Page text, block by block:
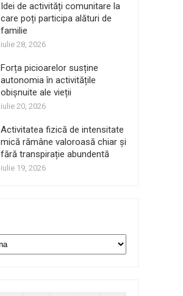
Idei de activități comunitare la
care poți participa alături de
familie
iulie 28, 2026
Forța picioarelor susține
autonomia în activitățile
obișnuite ale vieții
iulie 20, 2026
Activitatea fizică de intensitate
mică rămâne valoroasă chiar și
fără transpirație abundentă
iulie 19, 2026